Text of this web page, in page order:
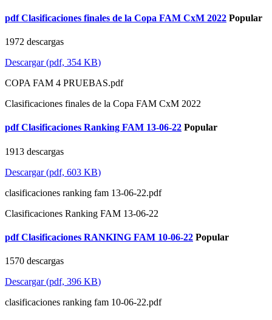
pdf Clasificaciones finales de la Copa FAM CxM 2022 Popular
1972 descargas
Descargar(pdf, 354 KB)
COPA FAM 4 PRUEBAS.pdf
Clasificaciones finales de la Copa FAM CxM 2022
pdf Clasificaciones Ranking FAM 13-06-22 Popular
1913 descargas
Descargar(pdf, 603 KB)
clasificaciones ranking fam 13-06-22.pdf
Clasificaciones Ranking FAM 13-06-22
pdf Clasificaciones RANKING FAM 10-06-22 Popular
1570 descargas
Descargar(pdf, 396 KB)
clasificaciones ranking fam 10-06-22.pdf